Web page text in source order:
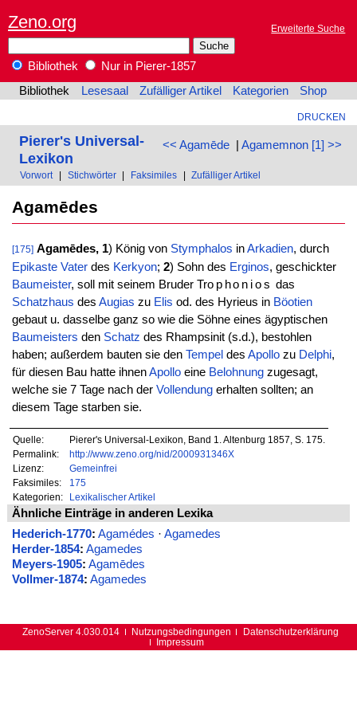
Zeno.org Erweiterte Suche
Bibliothek
Nur in Pierer-1857
Bibliothek
Lesesaal Zufälliger Artikel Kategorien Shop
DRUCKEN
<< Agamēde| Agamemnon [1] >>
Pierer's Universal-
Lexikon
Vorwort Stichwörter Faksimiles Zufälliger Artikel
Agamēdes
[175] Agamēdes, 1) König von Stymphalos inArkadien, durch
Epikaste Vaterdes Kerkyon; 2) Sohn des Erginos, geschickter
Baumeister, soll mit seinem Bruder Trophonios das
Schatzhaus des Augias zu Elis od. des Hyrieus in Böotien
gebaut u. dasselbe ganz so wie die Söhne eines ägyptischen
Baumeisters den Schatz des Rhampsinit (s.d.), bestohlen
haben; außerdem bauten sie den Tempel des Apollozu Delphi,
für diesen Bau hatte ihnenApolloeine Belohnungzugesagt,
welche sie 7 Tage nach der Vollendungerhalten sollten; an
diesem Tage starben sie.
Quelle:
Pierer's Universal-Lexikon, Band 1. Altenburg 1857, S. 175.
Permalink:
http://www.zeno.org/nid/2000931346X
Lizenz:
Gemeinfrei
Faksimiles:
175
Kategorien:
Lexikalischer Artikel
Ähnliche Einträge in anderen Lexika
Hederich-1770: Agamédes · Agamedes
Herder-1854: Agamedes
Meyers-1905: Agamēdes
Vollmer-1874: Agamedes
ZenoServer 4.030.014 Nutzungsbedingungen
Datenschutzerklärung
Impressum